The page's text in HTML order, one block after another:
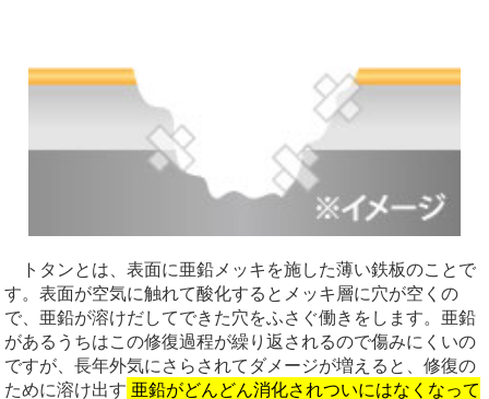
トタンとは、表面に亜鉛メッキを施した薄い鉄板のことで
す。表面が空気に触れて酸化するとメッキ層に穴が空くの
で、亜鉛が溶けだしてできた穴をふさぐ働きをします。亜鉛
があるうちはこの修復過程が繰り返されるので傷みにくいの
ですが、長年外気にさらされてダメージが増えると、修復の
ために溶け出す 亜鉛がどんどん消化されついにはなくなって